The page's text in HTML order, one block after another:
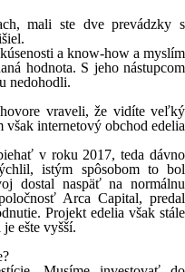
mali ste dve prevádzky s
a know-how a myslím
hodnota. S jeho nástupcom
nedohodli.
vraveli, že vidíte veľký
internetový obchod edelia
v roku 2017, teda dávno
istým spôsobom to bol
dostal naspäť na normálnu
Arca Capital, predal
Projekt edelia však stále
ešte vyšší.